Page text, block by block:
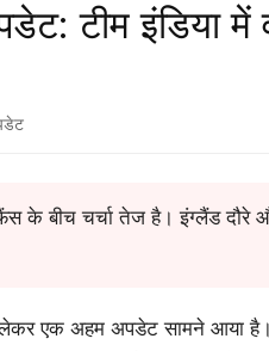
टीम इंडिया में
बीच चर्चा तेज है। इंग्लैंड दौरे
एक अहम अपडेट सामने आया